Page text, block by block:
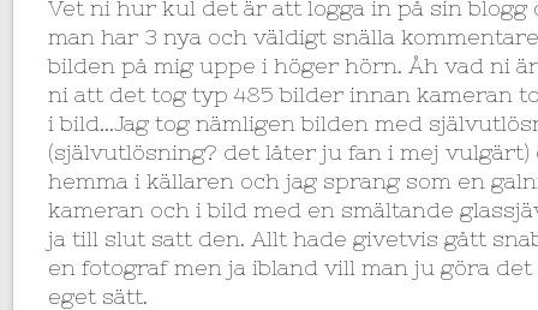
Vet ni hur kul det är att logga in på sin blogg
man har 3 nya och väldigt snälla
bilden på mig uppe i höger hörn. Åh vad ni är
ni att det tog typ 485 bilder innan kameran
i bild…Jag tog nämligen bilden med
(självutlösning? det låter ju fan i mej
hemma i källaren och jag sprang som en
kameran och i bild med en smältande
ja till slut satt den. Allt hade givetvis gått
en fotograf men ja ibland vill man ju göra
eget sätt.